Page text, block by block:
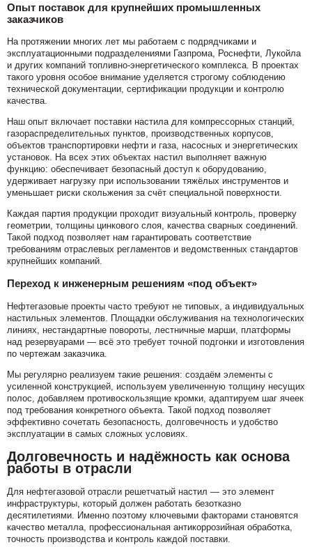
Опыт поставок для крупнейших промышленных
заказчиков
На протяжении многих лет мы работаем с подрядчиками и
эксплуатационными подразделениями Газпрома, Роснефти, Лукойла
и других компаний топливно-энергетического комплекса. В проектах
такого уровня особое внимание уделяется строгому соблюдению
технической документации, сертификации продукции и контролю
качества.
Наш опыт включает поставки настила для компрессорных станций,
газораспределительных пунктов, производственных корпусов,
объектов транспортировки нефти и газа, насосных и энергетических
установок. На всех этих объектах настил выполняет важную
функцию: обеспечивает безопасный доступ к оборудованию,
удерживает нагрузку при использовании тяжёлых инструментов и
уменьшает риски скольжения за счёт специальной поверхности.
Каждая партия продукции проходит визуальный контроль, проверку
геометрии, толщины цинкового слоя, качества сварных соединений.
Такой подход позволяет нам гарантировать соответствие
требованиям отраслевых регламентов и ведомственных стандартов
крупнейших компаний.
Переход к инженерным решениям «под объект»
Нефтегазовые проекты часто требуют не типовых, а индивидуальных
настильных элементов. Площадки обслуживания на технологических
линиях, нестандартные повороты, лестничные марши, платформы
над резервуарами — всё это требует точной подгонки и изготовления
по чертежам заказчика.
Мы регулярно реализуем такие решения: создаём элементы с
усиленной конструкцией, используем увеличенную толщину несущих
полос, добавляем противоскользящие кромки, адаптируем шаг ячеек
под требования конкретного объекта. Такой подход позволяет
эффективно сочетать безопасность, долговечность и удобство
эксплуатации в самых сложных условиях.
Долговечность и надёжность как основа
работы в отрасли
Для нефтегазовой отрасли решетчатый настил — это элемент
инфраструктуры, который должен работать безотказно
десятилетиями. Именно поэтому ключевыми факторами становятся
качество металла, профессиональная антикоррозийная обработка,
точность производства и контроль каждой поставки.